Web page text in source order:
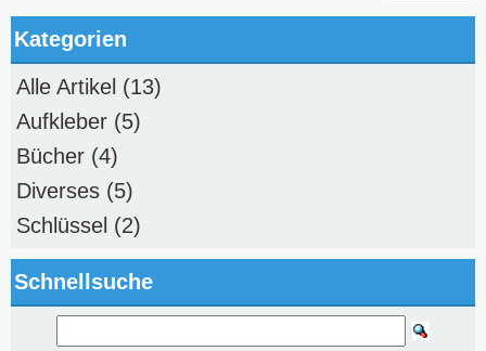
Kategorien
Alle Artikel (13)
Aufkleber (5)
Bücher (4)
Diverses (5)
Schlüssel (2)
Schnellsuche